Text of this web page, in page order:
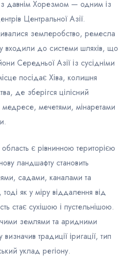
з давнім Хорезмом — одним із
Центральної Азії.
землеробство, ремесла
входили до системи шляхів, що
Середньої Азії із сусідніми
посідає Хіва, колишня
де зберігся цілісний
медресе, мечетями, мінаретами
є рівнинною територією
ландшафту становить
садами, каналами та
як у міру віддалення від
стає сухішою і пустельнішою.
землями та аридними
традиції іригації, тип
уклад регіону.